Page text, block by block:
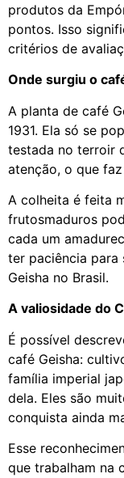
produtos da
pontos. Isso
critérios de
Onde surgiu o
A planta de café
1931. Ela só se
testada no terroir
atenção, o que
A colheita é feita
frutosmaduros
cada um
ter paciência
Geisha no Brasil.
A valiosidade do
É possível
café Geisha:
família imperial
dela. Eles são
conquista ainda
Esse
que trabalham na